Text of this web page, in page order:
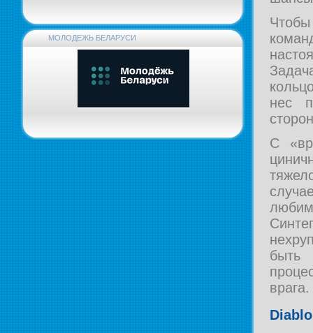
МОЛОДЕЖЬ БЕЛАРУСИ
нес
С
быть
врага.